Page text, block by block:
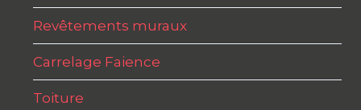
Revêtements muraux
Carrelage Faience
Toiture